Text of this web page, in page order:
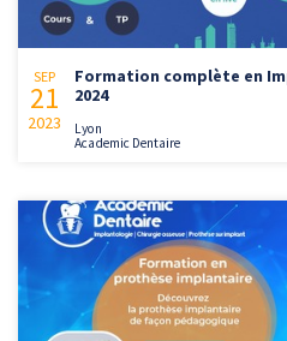
SEP
21
2023
Formation complète en
2024
Lyon
Academic Dentaire